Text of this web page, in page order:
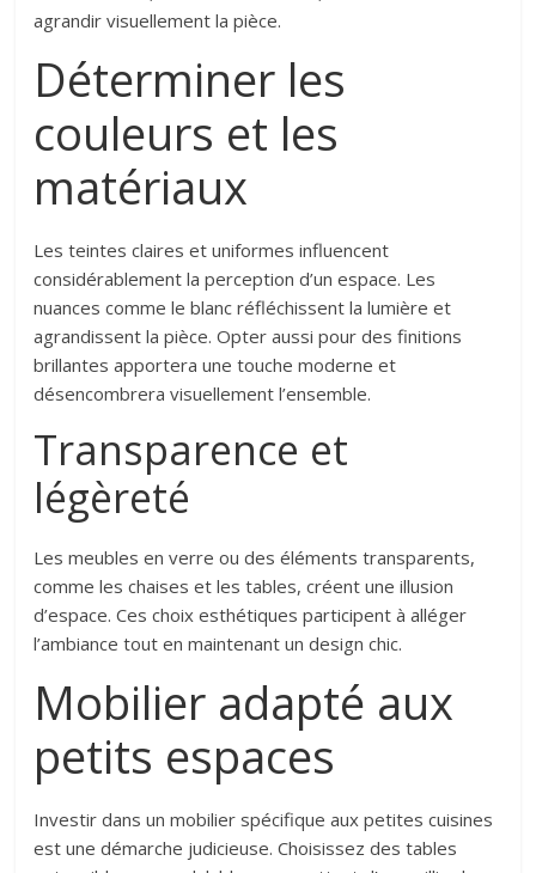
agrandir visuellement la pièce.
Déterminer les
couleurs et les
matériaux
Les teintes claires et uniformes influencent
considérablement la perception d’un espace. Les
nuances comme le blanc réfléchissent la lumière et
agrandissent la pièce. Opter aussi pour des finitions
brillantes apportera une touche moderne et
désencombrera visuellement l’ensemble.
Transparence et
légèreté
Les meubles en verre ou des éléments transparents,
comme les chaises et les tables, créent une illusion
d’espace. Ces choix esthétiques participent à alléger
l’ambiance tout en maintenant un design chic.
Mobilier adapté aux
petits espaces
Investir dans un mobilier spécifique aux petites cuisines
est une démarche judicieuse. Choisissez des tables